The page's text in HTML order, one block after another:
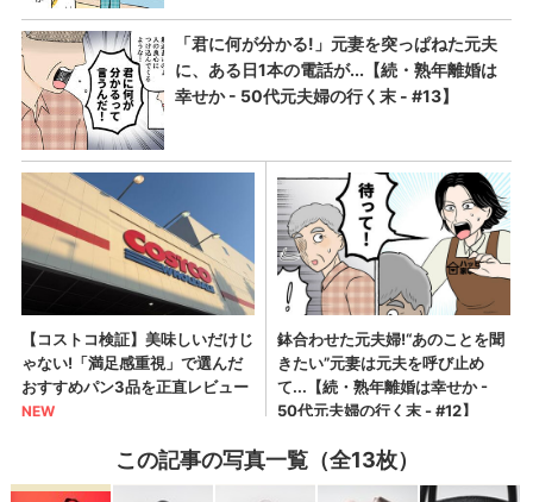
この記事の写真一覧（全13枚）